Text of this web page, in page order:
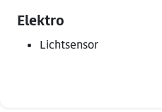
Elektro
Lichtsensor